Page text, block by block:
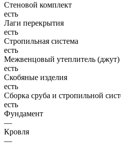
Стеновой комплект
есть
Лаги перекрытия
есть
Стропильная система
есть
Межвенцовый утеплитель (джут)
есть
Скобяные изделия
есть
Сборка сруба и стропильной
есть
Фундамент
—
Кровля
—